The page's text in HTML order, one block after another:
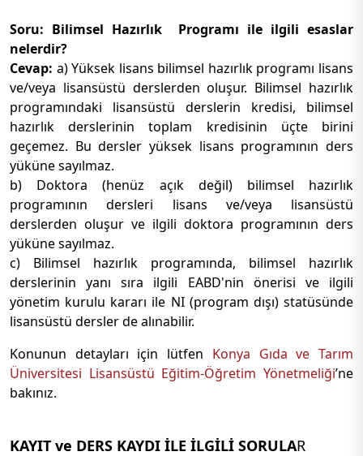
Soru: Bilimsel Hazırlık Programı ile ilgili esaslar
nelerdir?
Cevap: a) Yüksek lisans bilimsel hazırlık programı lisans
ve/veya lisansüstü derslerden oluşur. Bilimsel hazırlık
programındaki lisansüstü derslerin kredisi, bilimsel
hazırlık derslerinin toplam kredisinin üçte birini
geçemez. Bu dersler yüksek lisans programının ders
yüküne sayılmaz.
b) Doktora (henüz açık değil) bilimsel hazırlık
programının dersleri lisans ve/veya lisansüstü
derslerden oluşur ve ilgili doktora programının ders
yüküne sayılmaz.
c) Bilimsel hazırlık programında, bilimsel hazırlık
derslerinin yanı sıra ilgili EABD'nin önerisi ve ilgili
yönetim kurulu kararı ile NI (program dışı) statüsünde
lisansüstü dersler de alınabilir.
Konunun detayları için lütfen Konya Gıda ve Tarım
Üniversitesi Lisansüstü Eğitim-Öğretim Yönetmeliği’ne
bakınız.
KAYIT ve DERS KAYDI İLE İLGİLİ SORULAR